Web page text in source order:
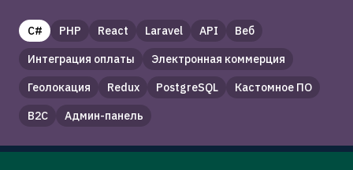
C# PHP React Laravel API
Веб
Интеграция оплаты
Электронная коммерция
Геолокация
Redux PostgreSQL
Кастомное ПО
B2C
Админ-панель